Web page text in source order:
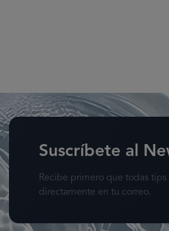
Suscríbete al
Recibe primero que todas
directamente en tu correo.